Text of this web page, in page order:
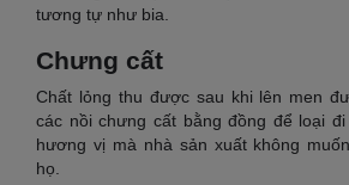
tương tự như bia.
Chưng cất
Chất lỏng thu được sau khi lên men
các nồi chưng cất bằng đồng để loại đi
hương vị mà nhà sản xuất không
họ.